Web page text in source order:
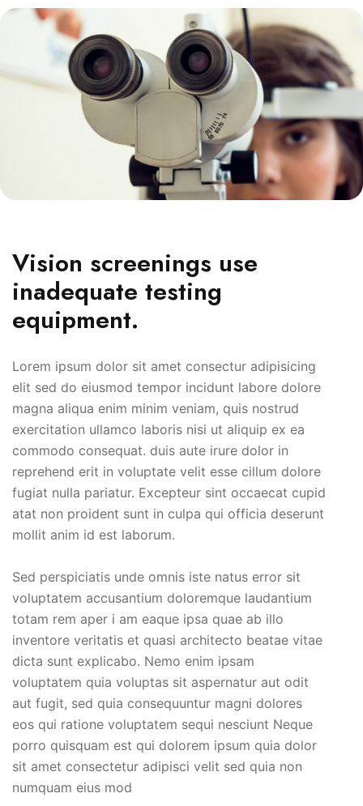
Vision screenings use
inadequate testing
equipment.
Lorem ipsum dolor sit amet consectur adipisicing
elit sed do eiusmod tempor incidunt labore dolore
magna aliqua enim minim veniam, quis nostrud
exercitation ullamco laboris nisi ut aliquip ex ea
commodo consequat. duis aute irure dolor in
reprehend erit in voluptate velit esse cillum dolore
fugiat nulla pariatur. Excepteur sint occaecat cupid
atat non proident sunt in culpa qui officia deserunt
mollit anim id est laborum.
Sed perspiciatis unde omnis iste natus error sit
voluptatem accusantium doloremque laudantium
totam rem aper i am eaque ipsa quae ab illo
inventore veritatis et quasi architecto beatae vitae
dicta sunt explicabo. Nemo enim ipsam
voluptatem quia voluptas sit aspernatur aut odit
aut fugit, sed quia consequuntur magni dolores
eos qui ratione voluptatem sequi nesciunt Neque
porro quisquam est qui dolorem ipsum quia dolor
sit amet consectetur adipisci velit sed quia non
numquam eius mod